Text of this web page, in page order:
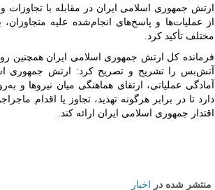
ارتش جمهوری اسلامی ایران در مقابله با
از عملیات‌ها و پاسخ‌های انجام‌شده علیه
مختلف تأکید کرد.
فرمانده کل ارتش جمهوری اسلامی ایران همچنین
آتش‌بس را تشریح و تصریح کرد: ارتش جمهوری
آمادگی عملیاتی، ارتقای هماهنگی میان نیرو‌ها و
دارد تا در برابر هرگونه تهدید، تجاوز یا اقدام
اقتدار جمهوری اسلامی ایران ارائه کند.
منتشر شده در اخبار